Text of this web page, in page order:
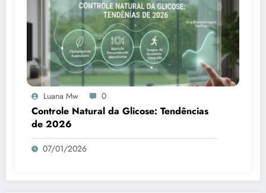
Luana Mw 0
Controle Natural da Glicose: Tendências
de 2026
07/01/2026